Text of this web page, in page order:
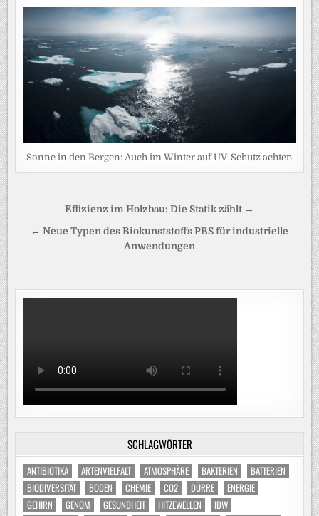
Sonne in den Bergen: Auch im Winter auf UV-Schutz achten
Beitragsnavigation
Effizienz im Holzbau: Die Statik zählt →
← Neue Typen des Biokunststoffs PBS für industrielle
Anwendungen
SCHLAGWÖRTER
ANTIBIOTIKA ARTENVIELFALT ATMOSPHÄRE BAKTERIEN
BATTERIEN
BIODIVERSITÄT
BODEN CHEMIE CO2 DÜRRE
ENERGIE
GEHIRN
GENOM GESUNDHEIT HITZEWELLEN
IDW